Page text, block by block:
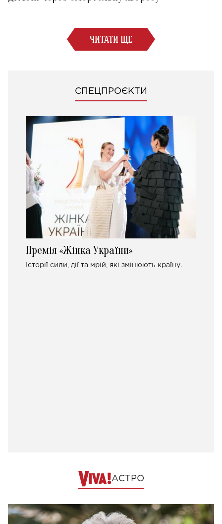
ЧИТАТИ ЩЕ
СПЕЦПРОЄКТИ
Премія «Жінка України»
Історії сили, дії та мрій, які змінюють країну.
АСТРО